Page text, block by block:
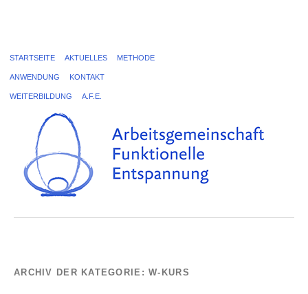
STARTSEITE AKTUELLES METHODE
ANWENDUNG KONTAKT
WEITERBILDUNG A.F.E.
ARCHIV DER KATEGORIE:W-KURS